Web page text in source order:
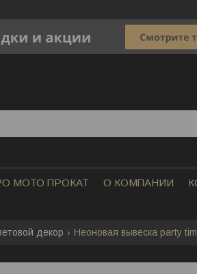
МОТО ПРОКАТ О КОМПАНИИ
декор Неоновая вывеска party